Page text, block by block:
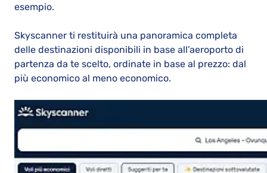
esempio.
Skyscanner ti restituirà una panoramica completa
delle destinazioni disponibili in base all’aeroporto di
partenza da te scelto, ordinate in base al prezzo: dal
più economico al meno economico.